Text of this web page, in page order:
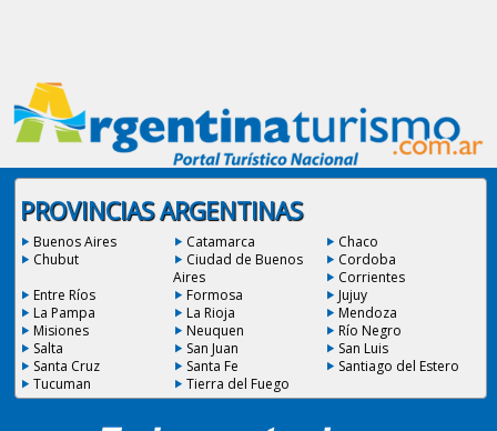
PROVINCIAS ARGENTINAS
Buenos Aires Catamarca
Chaco
Chubut
Ciudad de Buenos
Aires
Cordoba
Corrientes
Entre Ríos
Formosa
Jujuy
La Pampa
La Rioja
Mendoza
Misiones
Neuquen
Río Negro
Salta
San Juan
San Luis
Santa Cruz
Santa Fe
Santiago del Estero
Tucuman
Tierra del Fuego